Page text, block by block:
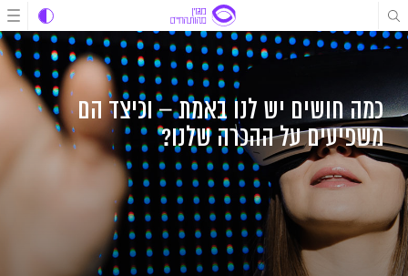
דלג
לתוכן
דלג
לתוכן
דלג
לניווט
כמה חושים יש לנו באמת – וכיצד הם
משפיעים על ההכרה שלנו?